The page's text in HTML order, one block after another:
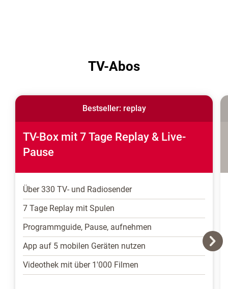
TV-Abos
Bestseller: replay
TV-Box mit 7 Tage Replay & Live-
Pause
Über 330 TV- und Radiosender
7 Tage Replay mit Spulen
Programmguide, Pause, aufnehmen
App auf 5 mobilen Geräten nutzen
Videothek mit über 1'000 Filmen